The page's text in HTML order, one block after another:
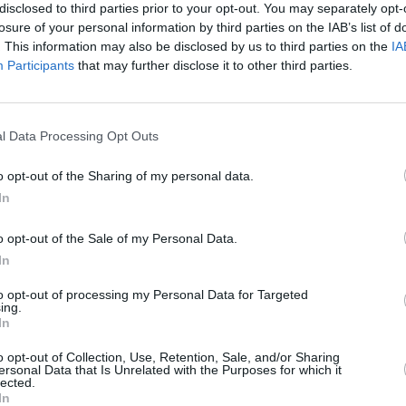
to third parties prior to your opt-out. You may separately
of your personal information by third parties on the IAB’s list of
This information may also be disclosed by us to third parties on the
Participants that may further disclose it to other third parties.
Data Processing Opt Outs
opt-out of the Sharing of my personal data.
opt-out of the Sale of my Personal Data.
opt-out of processing my Personal Data for Targeted
opt-out of Collection, Use, Retention, Sale, and/or Sharing
Data that Is Unrelated with the Purposes for which it
il dieci ottobre chi si fa
deve versare i contributi
settembre duemiladodici.
la quota dei lavoratori, ma possono poi
dalla retribuzione. I contributi variano
settimanali, secondo la tabella qui
modi: on line collegandosi al sito
al circuito Reti amiche, presso
MAV inviati dall’inps a tutti i datori
803164 (in questo caso il
di credito).